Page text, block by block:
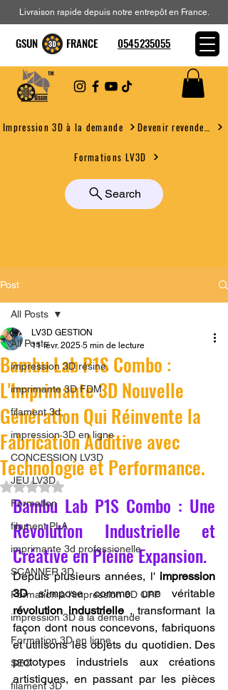
Impression 3D à la demande
Formations LV3D
Search
Livraison rapide depuis notre entrepôt en France.
GSUN FRANCE 0545235055
Post
All Posts
impression 3D résine.
imprimante 3D FDM
filament 3d,
impression 3D en ligne
CONCESSION LV3D
JEU LV3D
Formation
filament PLA
imprimante 3d professionelle
SCANNER 3D
Formation à l'impression 3D CPF
impression 3D à la demande
Formation 3D en ligne.
SEO
filament 3D
All Posts
Bambu Lab P1S Combo :
L'Imprimante 3D Nouvelle
Génération Qui Réinvente la
Fabrication Additive avec
Technologie et Performance.
LV3D GESTION
11 févr. 2025 5 min de lecture
Noté NaN étoiles sur 5.
Bambu Lab P1S Combo : Une
Révolution Industrielle et
Créative en Pleine Expansion.
Depuis plusieurs années, l' impression
3D
révolution industrielle , transformant la
façon dont nous concevons, fabriquons
et utilisons les objets du quotidien. Des
prototypes industriels aux créations
artistiques, en passant par les pièces